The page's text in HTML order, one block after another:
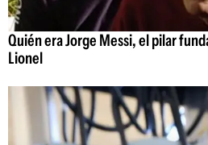
Quién era Jorge Messi, el pilar
Lionel